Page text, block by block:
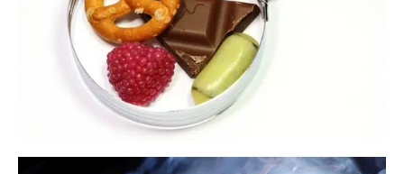
Lebensmittelüberwachung